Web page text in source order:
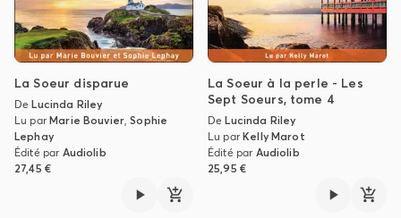
La Soeur disparue
DeLucinda Riley
Lu parMarie Bouvier,Sophie
Lephay
Édité par Audiolib
27,45 €
La Soeur à la perle - Les
Sept Soeurs, tome 4
DeLucinda Riley
Lu parKelly Marot
Édité par Audiolib
25,95 €